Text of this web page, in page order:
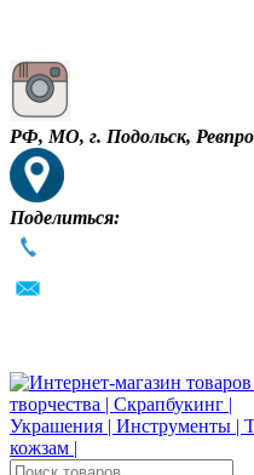
РФ, МО, г. Подольск,
Поделиться: